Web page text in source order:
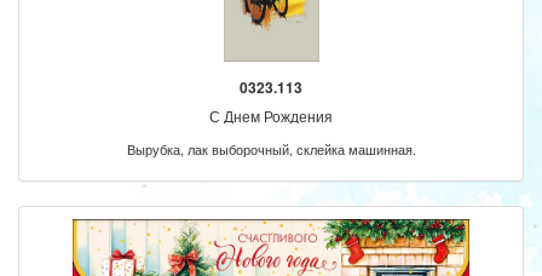
0323.113
С Днем Рождения
Вырубка, лак выборочный, склейка машинная.